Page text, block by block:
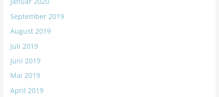
September 2019
August 2019
Juli 2019
Juni 2019
Mai 2019
April 2019